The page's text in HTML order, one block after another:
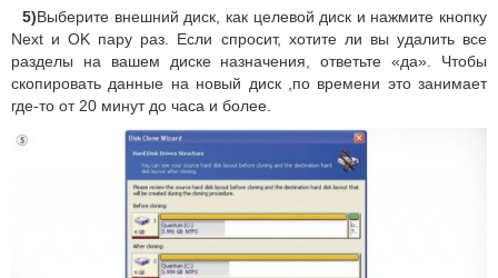
5)Выберите внешний диск, как целевой диск и нажмите кнопку
Next и OK пару раз. Если спросит, хотите ли вы удалить все
разделы на вашем диске назначения, ответьте «да». Чтобы
скопировать данные на новый диск ,по времени это занимает
где-то от 20 минут до часа и более.